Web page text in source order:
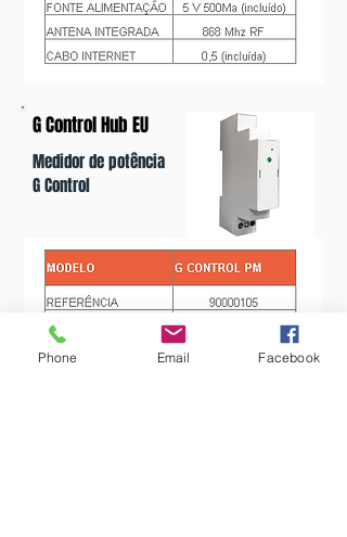
G Control Hub EU
Medidor de potência
G Control
Phone Email Facebook